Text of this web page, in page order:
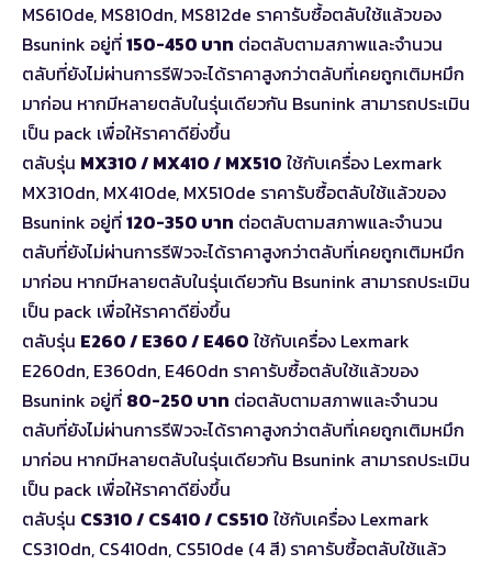
MS610de, MS810dn, MS812de ราคารับซื้อตลับใช้แล้วของ
Bsunink อยู่ที่150-450 บาท ต่อตลับตามสภาพและจำนวน
ตลับที่ยังไม่ผ่านการรีฟิวจะได้ราคาสูงกว่าตลับที่เคยถูกเติมหมึก
มาก่อน หากมีหลายตลับในรุ่นเดียวกัน Bsunink สามารถประเมิน
เป็น pack เพื่อให้ราคาดียิ่งขึ้น
ตลับรุ่น MX310 / MX410 / MX510 ใช้กับเครื่อง Lexmark
MX310dn, MX410de, MX510de ราคารับซื้อตลับใช้แล้วของ
Bsunink อยู่ที่120-350 บาท ต่อตลับตามสภาพและจำนวน
ตลับที่ยังไม่ผ่านการรีฟิวจะได้ราคาสูงกว่าตลับที่เคยถูกเติมหมึก
มาก่อน หากมีหลายตลับในรุ่นเดียวกัน Bsunink สามารถประเมิน
เป็น pack เพื่อให้ราคาดียิ่งขึ้น
ตลับรุ่น E260 / E360 / E460 ใช้กับเครื่อง Lexmark
E260dn, E360dn, E460dn ราคารับซื้อตลับใช้แล้วของ
Bsunink อยู่ที่ 80-250 บาท ต่อตลับตามสภาพและจำนวน
ตลับที่ยังไม่ผ่านการรีฟิวจะได้ราคาสูงกว่าตลับที่เคยถูกเติมหมึก
มาก่อน หากมีหลายตลับในรุ่นเดียวกัน Bsunink สามารถประเมิน
เป็น pack เพื่อให้ราคาดียิ่งขึ้น
ตลับรุ่น CS310 / CS410 / CS510 ใช้กับเครื่อง Lexmark
CS310dn, CS410dn, CS510de (4 สี) ราคารับซื้อตลับใช้แล้ว